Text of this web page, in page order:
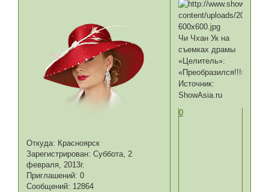
Откуда: Красноярск
Зарегистрирован: Суббота, 2
февраля, 2013г.
Приглашений: 0
Сообщений: 12864
Чи Чхан Ук на
съемках драмы
«Целитель»:
«Преобразился!!!»
Источник:
ShowAsia.ru
0